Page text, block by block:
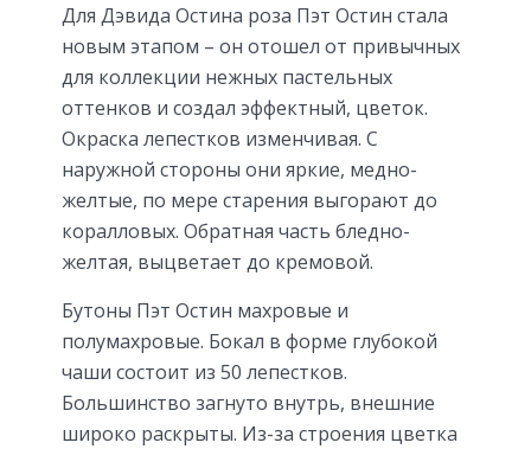
Для Дэвида Остина роза Пэт Остин стала
новым этапом – он отошел от привычных
для коллекции нежных пастельных
оттенков и создал эффектный, цветок.
Окраска лепестков изменчивая. С
наружной стороны они яркие, медно-
желтые, по мере старения выгорают до
коралловых. Обратная часть бледно-
желтая, выцветает до кремовой.
Бутоны Пэт Остин махровые и
полумахровые. Бокал в форме глубокой
чаши состоит из 50 лепестков.
Большинство загнуто внутрь, внешние
широко раскрыты. Из-за строения цветка